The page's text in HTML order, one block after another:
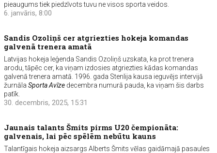
pieaugums tiek piedzīvots tuvu ne visos sporta veidos.
6. janvāris, 8:00
Sandis Ozoliņš cer atgriezties hokeja komandas
galvenā trenera amatā
Latvijas hokeja leģenda Sandis Ozoliņš uzskata, ka prot trenera
arodu, tāpēc cer, ka viņam izdosies atgriezties kādas komandas
galvenā trenera amatā. 1996. gada Stenlija kausa ieguvējs intervijā
žurnālaSporta Avīze decembra numurā pauda, ka viņam šis darbs
patīk.
30. decembris, 2025, 15:31
Jaunais talants Šmits pirms U20 čempionāta:
galvenais, lai pēc spēlēm nebūtu kauns
Talantīgais hokeja aizsargs Alberts Šmits vēlas gaidāmajā pasaules